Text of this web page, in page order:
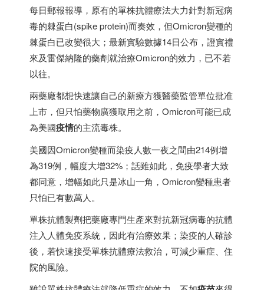
每日郵報報導，原有的單株抗體療法大力針對新冠病
毒的棘蛋白(spike protein)而奏效，但Omicron變種的
棘蛋白已改變很大；最新實驗數據14日公布，證實禮
來及雷傑納隆的藥劑就治療Omicron的效力，已不若
以往。
兩藥廠都想快速讓自己的新療方獲醫藥監管單位批准
上市，但只怕藥物廣獲取用之前，Omicron可能已成
為美國疫情的主流毒株。
美國因Omicron變種而染疫人數一夜之間由214例增
為319例，幅度大增32%；話雖如此，免疫學者大致
都同意，增幅如此只是冰山一角，Omicron變種患者
只怕已有數萬人。
單株抗體製劑把藥廠專門生產來對抗新冠病毒的抗體
注入人體免疫系統，因此有治療效果；染疫的人確診
後，若快速接受單株抗體療法救治，可減少重症、住
院的風險。